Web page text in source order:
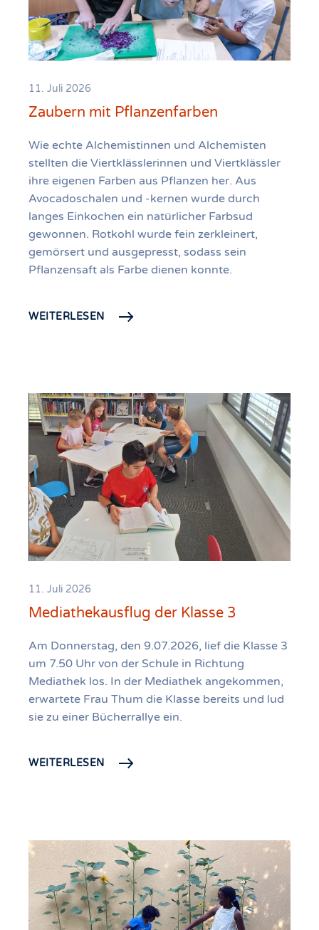
11. Juli 2026
Zaubern mit Pflanzenfarben
Wie echte Alchemistinnen und Alchemisten
stellten die Viertklässlerinnen und Viertklässler
ihre eigenen Farben aus Pflanzen her. Aus
Avocadoschalen und -kernen wurde durch
langes Einkochen ein natürlicher Farbsud
gewonnen. Rotkohl wurde fein zerkleinert,
gemörsert und ausgepresst, sodass sein
Pflanzensaft als Farbe dienen konnte.
WEITERLESEN
11. Juli 2026
Mediathekausflug der Klasse 3
Am Donnerstag, den 9.07.2026, lief die Klasse 3
um 7.50 Uhr von der Schule in Richtung
Mediathek los. In der Mediathek angekommen,
erwartete Frau Thum die Klasse bereits und lud
sie zu einer Bücherrallye ein.
WEITERLESEN